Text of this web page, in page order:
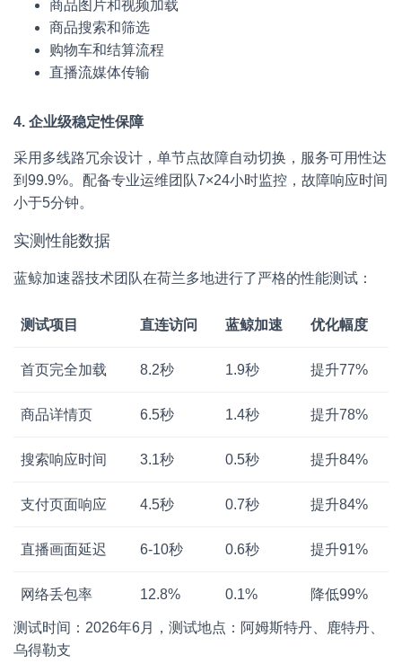
商品图片和视频加载
商品搜索和筛选
购物车和结算流程
直播流媒体传输
4. 企业级稳定性保障
采用多线路冗余设计，单节点故障自动切换，服务可用性达
到99.9%。配备专业运维团队7×24小时监控，故障响应时间
小于5分钟。
实测性能数据
蓝鲸加速器技术团队在荷兰多地进行了严格的性能测试：
测试项目 直连访问 蓝鲸加速 优化幅度
首页完全加载 8.2秒 1.9秒 提升77%
商品详情页 6.5秒 1.4秒 提升78%
搜索响应时间 3.1秒 0.5秒 提升84%
支付页面响应 4.5秒 0.7秒 提升84%
直播画面延迟 6-10秒 0.6秒 提升91%
网络丢包率 12.8% 0.1% 降低99%
测试时间：2026年6月，测试地点：阿姆斯特丹、鹿特丹、
乌得勒支